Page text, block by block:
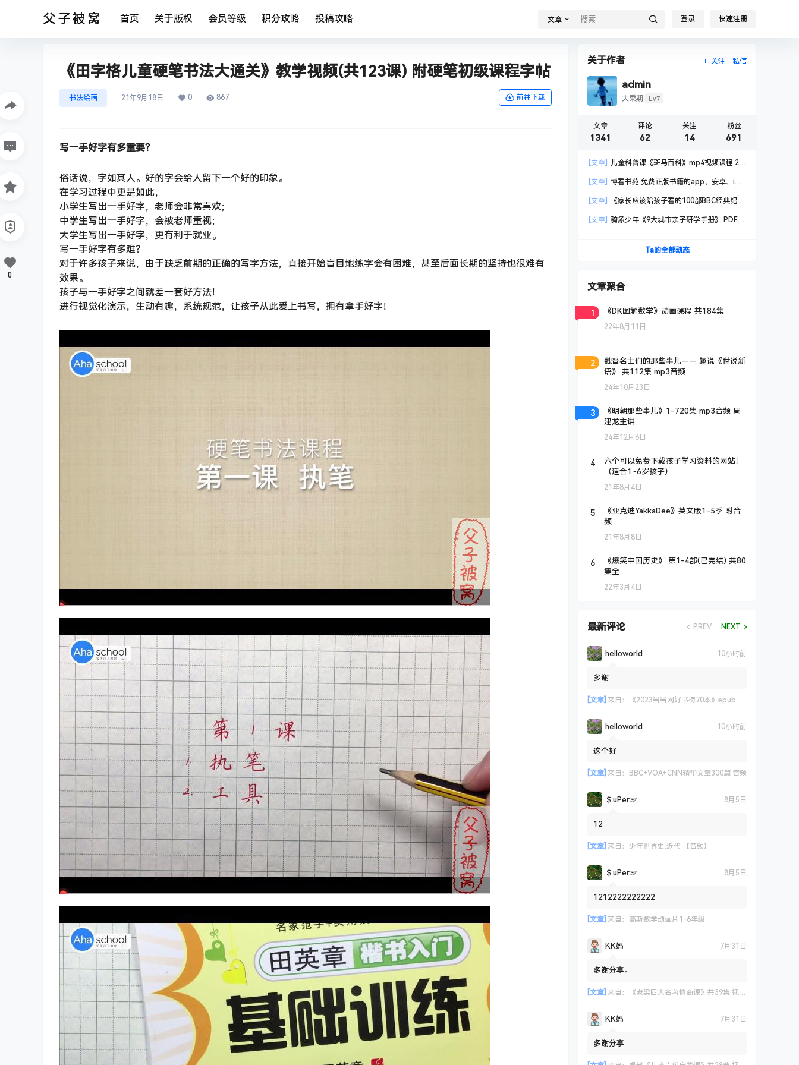
父子被窝 首页 关于版权 会员等级 积分攻略 投稿攻略 文章 登录 快速注册
《田字格儿童硬笔书法大通关》教学视频(共123课) 附硬笔初级课程字帖
书法绘画 21年9月18日 0 867 前往下载
写一手好字有多重要？
俗话说，字如其人。好的字会给人留下一个好的印象。
在学习过程中更是如此，
小学生写出一手好字，老师会非常喜欢；
中学生写出一手好字，会被老师重视；
大学生写出一手好字，更有利于就业。
写一手好字有多难？
对于许多孩子来说，由于缺乏前期的正确的写字方法，直接开始盲目地练字会有困难，甚至后面长期的坚持也很难有
效果。
孩子与一手好字之间就差一套好方法！
进行视觉化演示，生动有趣，系统规范，让孩子从此爱上书写，拥有拿手好字！
0
关于作者 关注 私信
admin
大乘期 Lv7
文章
1341
评论
62
关注
14
粉丝
691
[文章]
儿童科普课《斑马百科》mp4视频课程 20
[文章]
博看书苑 免费正版书籍的app，安卓、iOS
[文章]
《家长应该陪孩子看的100部BBC经典纪录
[文章]
骑象少年《9大城市亲子研学手册》 PDF格
Ta的全部动态
文章聚合
1 《DK图解数学》动画课程 共184集
22年8月11日
2
魏晋名士们的那些事儿—— 趣说《世说新
语》 共112集 mp3音频
24年10月23日
3
《明朝那些事儿》1-720集 mp3音频 周
建龙主讲
24年12月6日
4
六个可以免费下载孩子学习资料的网站！
（适合1~6岁孩子）
21年8月4日
5
《亚克迪YakkaDee》英文版1-5季 附音
频
21年8月8日
6
《爆笑中国历史》 第1-4部(已完结) 共80
集全
22年3月4日
最新评论 PREV NEXT
helloworld 10小时前
多谢
[文章] 来自： 《2023当当网好书榜70本》epub+azw3+mobi格式
helloworld 10小时前
这个好
[文章] 来自： BBC+VOA+CNN精华文章300篇 音频
＄uΡer☞ 8月5日
12
[文章] 来自： 少年世界史.近代 【音频】
＄uΡer☞ 8月5日
1212222222222
[文章] 来自： 高斯数学动画片1-6年级
KK妈 7月31日
多谢分享。
[文章] 来自： 《老梁四大名著情商课》共39集 视频课程
KK妈 7月31日
多谢分享